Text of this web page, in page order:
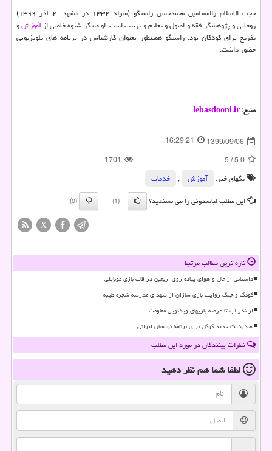
حجت الاسلام والمسلمین محمدحسن راستگو (متولد ۱۳۳۲ در مشهد- ۲ آذر ۱۳۹۹)
روحانی و پژوهشگر فقه و اصول و تعلیم و تربیت است. او مبتکر شیوه خاصی ازآموزشو
تفریح برای کودکان بود. راستگو همینطور بعنوان کارشناس در برنامه های تلویزیونی
حضور داشت.
منبع:lebasdooni.ir
1399/09/06
16:29:21
5.0
/
5
1701
تگهای خبر:
آموزش ,
خدمات
این مطلب لباسدونی را می پسندید؟
(1)
(0)
X
تازه ترین مطالب مرتبط
داستانی از حال و هوای پیاده روی اربعین در قاب بازی موبایلی
کودک و جنگ روایت بازی سازان از شهدای مدرسه شجره طیبه
از نذر آب تا عرضه بازیهای ویدئویی مقاومت
محدودیت جدید گوگل برای برنامه نویسان ایرانی
نظرات بینندگان در مورد این مطلب
لطفا شما همنظر دهید